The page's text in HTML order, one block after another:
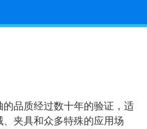
品质经过数十年的验证，适
夹具和众多特殊的应用场